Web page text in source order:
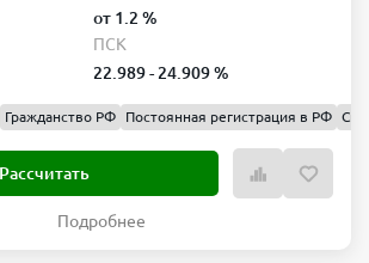
от 1.2 %
ПСК
22.989 - 24.909 %
Гражданство РФ Постоянная регистрация в РФ
Рассчитать
Подробнее